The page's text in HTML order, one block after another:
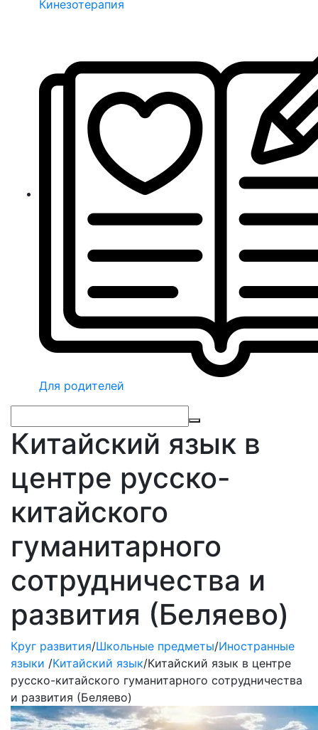
Кинезотерапия
Для родителей
Китайский язык в
центре русско-
китайского
гуманитарного
сотрудничества и
развития (Беляево)
Круг развития/Школьные предметы/Иностранные
языки /Китайский язык/Китайский язык в центре
русско-китайского гуманитарного сотрудничества
и развития (Беляево)